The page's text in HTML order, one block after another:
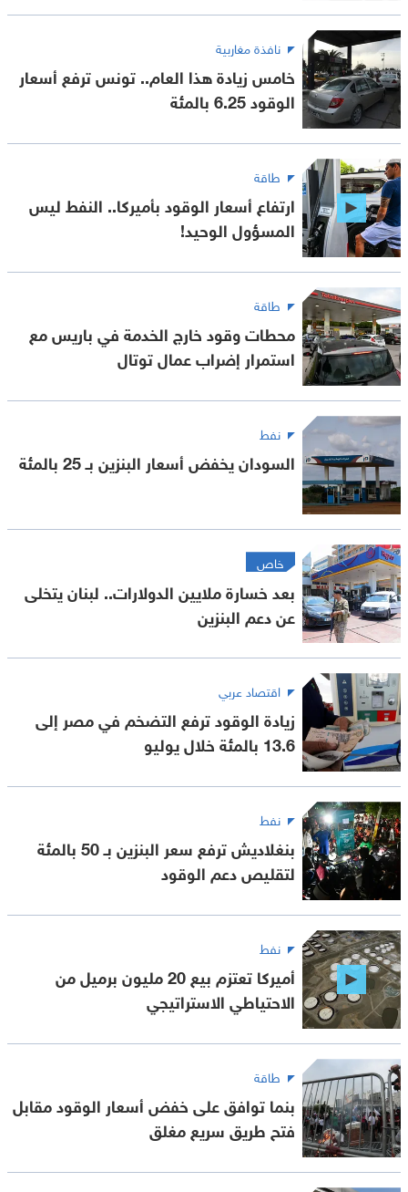
نافذة مغاربية
خامس زيادة هذا العام.. تونس ترفع أسعار
الوقود 6.25 بالمئة
طاقة
ارتفاع أسعار الوقود بأميركا.. النفط ليس
المسؤول الوحيد!
طاقة
محطات وقود خارج الخدمة في باريس مع
استمرار إضراب عمال توتال
نفط
السودان يخفض أسعار البنزين بـ 25 بالمئة
خاص
بعد خسارة ملايين الدولارات.. لبنان يتخلى
عن دعم البنزين
اقتصاد عربي
زيادة الوقود ترفع التضخم في مصر إلى
13.6 بالمئة خلال يوليو
نفط
بنغلاديش ترفع سعر البنزين بـ 50 بالمئة
لتقليص دعم الوقود
نفط
أميركا تعتزم بيع 20 مليون برميل من
الاحتياطي الاستراتيجي
طاقة
بنما توافق على خفض أسعار الوقود مقابل
فتح طريق سريع مغلق